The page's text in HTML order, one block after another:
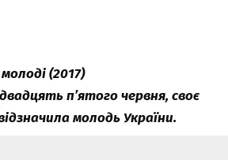
п’ятого червня, cвоє
молодь України.